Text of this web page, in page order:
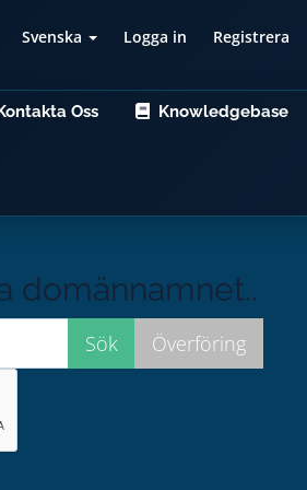
Svenska Logga in Registrera
Oss Knowledgebase
domännamnet..